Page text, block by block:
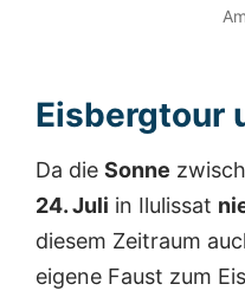
Eisbergtour
Da die Sonne
24. Juli in Ilulissat
diesem Zeitraum
eigene Faust zum